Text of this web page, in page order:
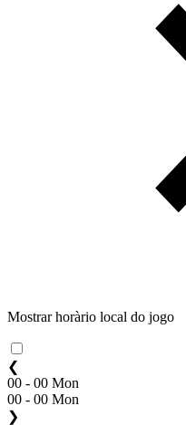
Mostrar horàrio local do jogo
❮
00 - 00 Mon
00 - 00 Mon
❯